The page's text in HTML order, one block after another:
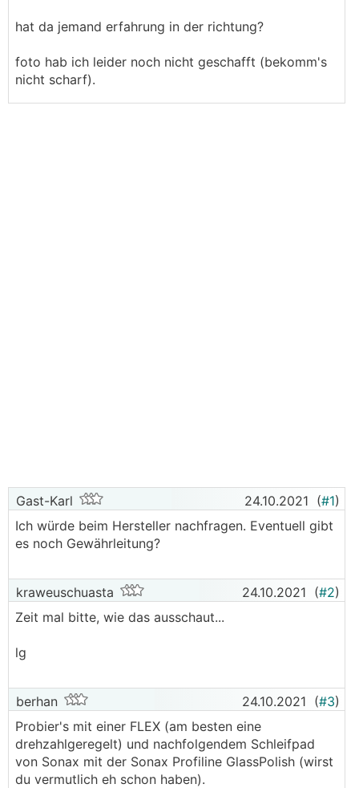
hat da jemand erfahrung in der richtung?
foto hab ich leider noch nicht geschafft (bekomm's
nicht scharf).
Gast-Karl 24.10.2021 (#1)
Ich würde beim Hersteller nachfragen. Eventuell gibt
es noch Gewährleitung?
kraweuschuasta 24.10.2021 (#2)
Zeit mal bitte, wie das ausschaut...
lg
berhan 24.10.2021 (#3)
Probier's mit einer FLEX (am besten eine
drehzahlgeregelt) und nachfolgendem Schleifpad
von Sonax mit der Sonax Profiline GlassPolish (wirst
du vermutlich eh schon haben).